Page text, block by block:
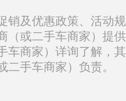
销及优惠政策、活动
（或二手车商家）提
车商家）详询了解，
二手车商家）负责。